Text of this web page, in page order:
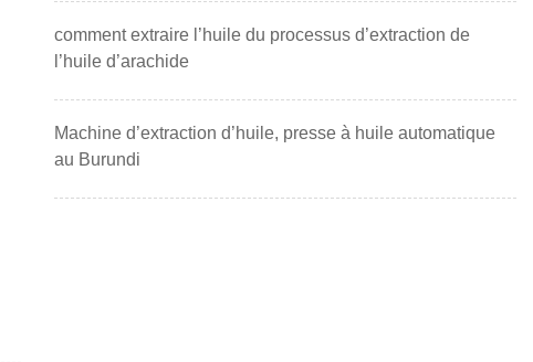
comment extraire l’huile du processus d’extraction de
l’huile d’arachide
Machine d’extraction d’huile, presse à huile automatique
au Burundi